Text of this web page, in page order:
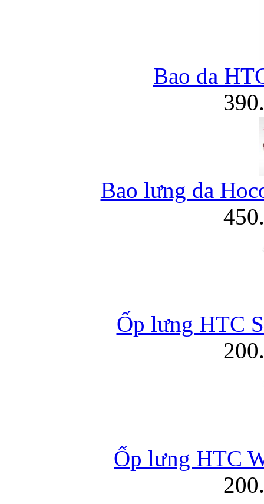
Bao da
Bao lưng da
Ốp lưng HTC
Ốp lưng HTC